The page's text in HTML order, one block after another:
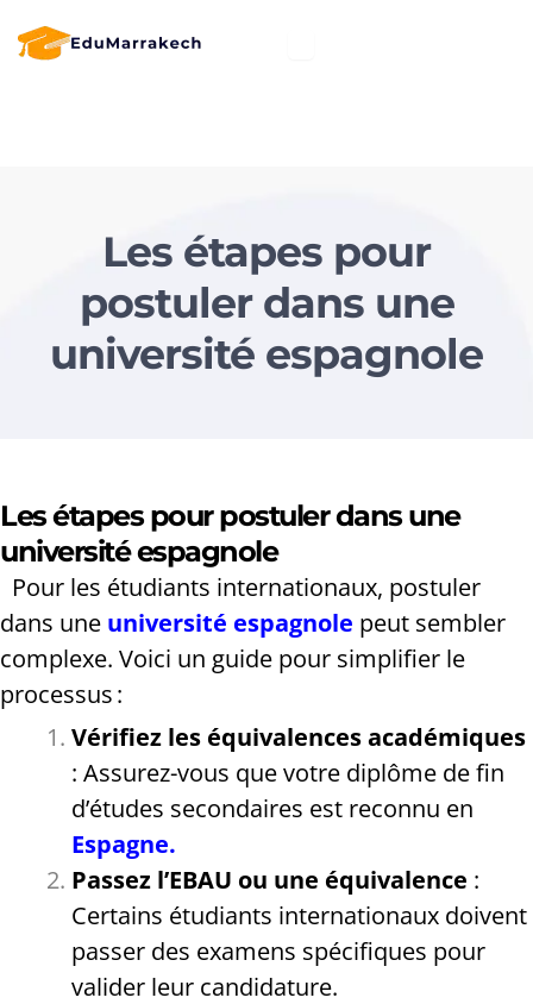
Les étapes pour
postuler dans une
université espagnole
Les étapes pour postuler dans une
université espagnole
Pour les étudiants internationaux, postuler
dans une université espagnole peut sembler
complexe. Voici un guide pour simplifier le
processus :
Vérifiez les équivalences académiques
: Assurez-vous que votre diplôme de fin
d’études secondaires est reconnu en
Espagne.
Passez l’EBAU ou une équivalence :
Certains étudiants internationaux doivent
passer des examens spécifiques pour
valider leur candidature.